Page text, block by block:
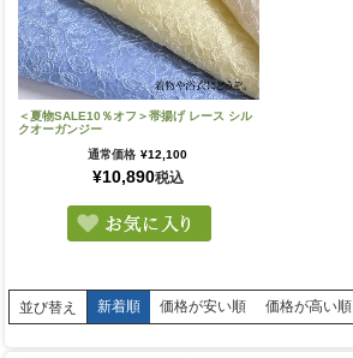
＜夏物SALE10％オフ＞帯揚げ レース シル
クオーガンジー
通常価格 ¥12,100
¥10,890税込
並び替え 新着順 価格が安い順 価格が高い順